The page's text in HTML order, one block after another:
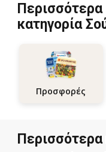
κατηγορία
Προσφορές